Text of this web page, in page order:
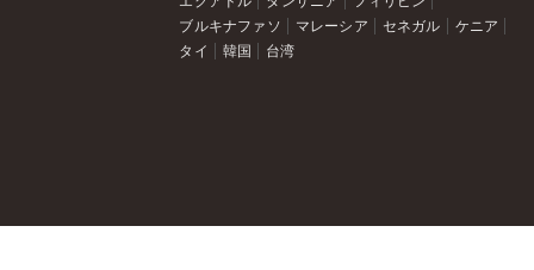
ブルキナファソ
マレーシア セネガル
ケニア
タイ
韓国 台湾